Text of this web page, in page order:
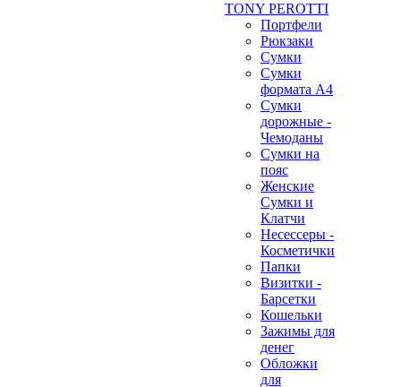
TONY PEROTTI
Портфели
Рюкзаки
Сумки
Сумки
формата А4
Сумки
дорожные -
Чемоданы
Сумки на
пояс
Женские
Сумки и
Клатчи
Несессеры -
Косметички
Папки
Визитки -
Барсетки
Кошельки
Зажимы для
денег
Обложки
для